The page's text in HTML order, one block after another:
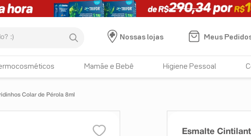
Nossas lojas
Meus
Mamãe e Bebê Higiene Pessoal
Colar de Pérola 8ml
Esmalte